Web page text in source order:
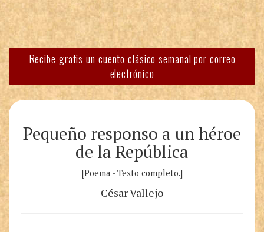
Recibe gratis un cuento clásico semanal por correo
electrónico
Pequeño responso a un héroe
de la República
[Poema - Texto completo.]
César Vallejo